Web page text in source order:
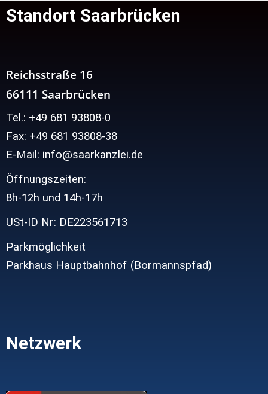
Standort Saarbrücken
Reichsstraße 16
66111 Saarbrücken
Tel.: +49 681 93808-0
Fax: +49 681 93808-38
E-Mail: info@saarkanzlei.de
Öffnungszeiten:
8h-12h und 14h-17h
USt-ID Nr: DE223561713
Parkmöglichkeit
Parkhaus Hauptbahnhof (Bormannspfad)
Netzwerk